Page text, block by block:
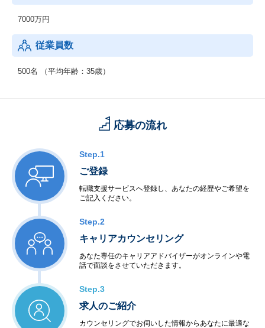
7000万円
従業員数
500名 （平均年齢：35歳）
応募の流れ
Step.1
ご登録
転職支援サービスへ登録し、あなたの経歴やご希望を
ご記入ください。
Step.2
キャリアカウンセリング
あなた専任のキャリアアドバイザーがオンラインや電
話で面談をさせていただきます。
Step.3
求人のご紹介
カウンセリングでお伺いした情報からあなたに最適な